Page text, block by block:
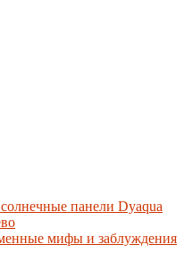
панели Dyaqua
мифы и заблуждения